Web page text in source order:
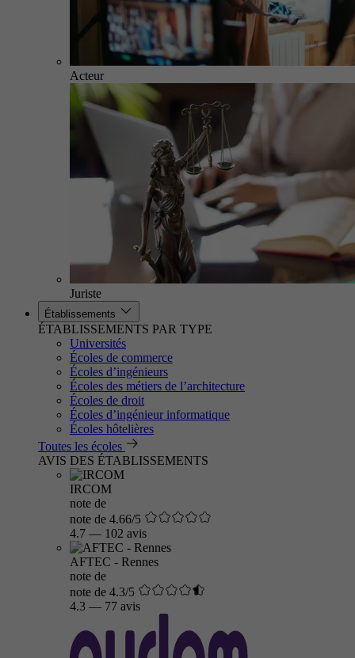
Acteur
Juriste
Établissements
ÉTABLISSEMENTS PAR TYPE
Universités
Écoles de commerce
Écoles d’ingénieurs
Écoles des métiers de l’architecture
Écoles de droit
Écoles d’ingénieur informatique
Écoles hôtelières
Toutes les écoles
AVIS DES ÉTABLISSEMENTS
IRCOM
note de
note de 4.66/5
4.7 — 102 avis
AFTEC - Rennes
note de
note de 4.3/5
4.3 — 77 avis